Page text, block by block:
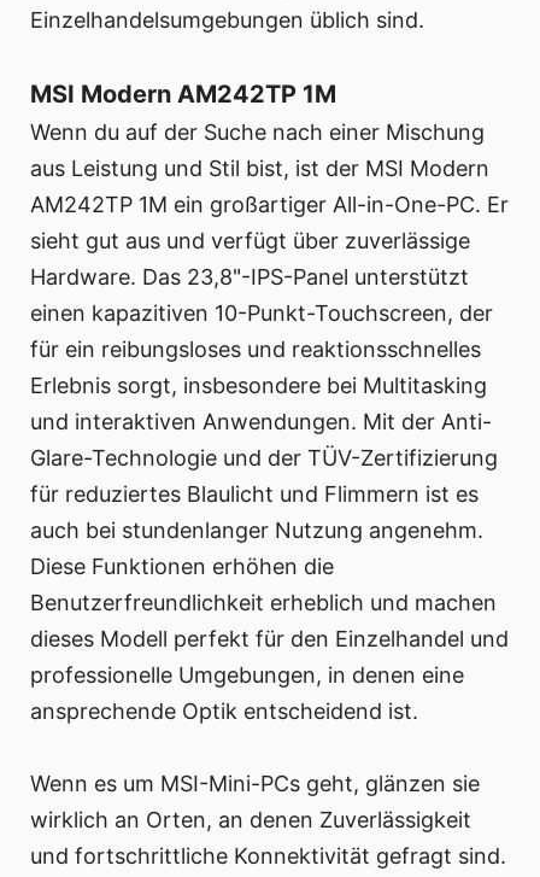
Einzelhandelsumgebungen üblich sind.
MSI Modern AM242TP 1M
Wenn du auf der Suche nach einer Mischung
aus Leistung und Stil bist, ist der MSI Modern
AM242TP 1M ein großartiger All-in-One-PC. Er
sieht gut aus und verfügt über zuverlässige
Hardware. Das 23,8"-IPS-Panel unterstützt
einen kapazitiven 10-Punkt-Touchscreen, der
für ein reibungsloses und reaktionsschnelles
Erlebnis sorgt, insbesondere bei Multitasking
und interaktiven Anwendungen. Mit der Anti-
Glare-Technologie und der TÜV-Zertifizierung
für reduziertes Blaulicht und Flimmern ist es
auch bei stundenlanger Nutzung angenehm.
Diese Funktionen erhöhen die
Benutzerfreundlichkeit erheblich und machen
dieses Modell perfekt für den Einzelhandel und
professionelle Umgebungen, in denen eine
ansprechende Optik entscheidend ist.
Wenn es um MSI-Mini-PCs geht, glänzen sie
wirklich an Orten, an denen Zuverlässigkeit
und fortschrittliche Konnektivität gefragt sind.